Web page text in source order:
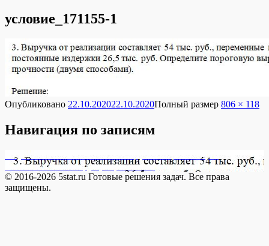
условие_171155-1
Опубликовано 22.10.202022.10.2020Полный размер 806 × 118
Навигация по записям
Опубликовано в
171155-1 3. Выручка от реализации
составляет 54 тыс. руб., переменные
© 2016-2026 5stat.ru Готовые решения задач. Все права
защищены.